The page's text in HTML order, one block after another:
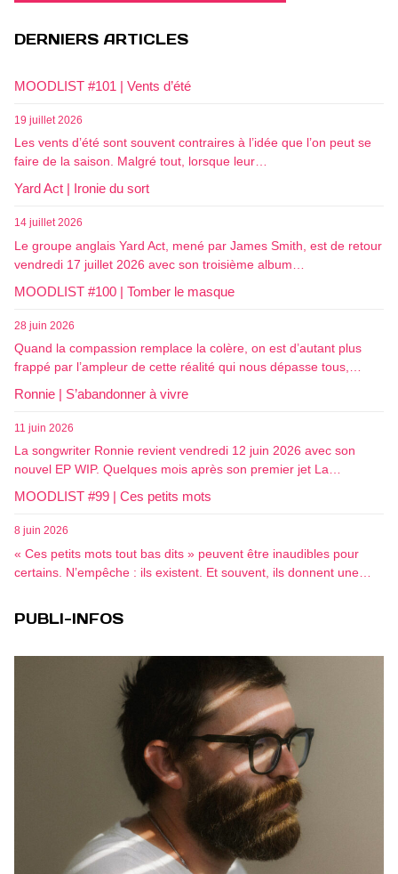
DERNIERS ARTICLES
MOODLIST #101 | Vents d’été
19 juillet 2026
Les vents d’été sont souvent contraires à l’idée que l’on peut se
faire de la saison. Malgré tout, lorsque leur…
Yard Act | Ironie du sort
14 juillet 2026
Le groupe anglais Yard Act, mené par James Smith, est de retour
vendredi 17 juillet 2026 avec son troisième album…
MOODLIST #100 | Tomber le masque
28 juin 2026
Quand la compassion remplace la colère, on est d’autant plus
frappé par l’ampleur de cette réalité qui nous dépasse tous,…
Ronnie | S’abandonner à vivre
11 juin 2026
La songwriter Ronnie revient vendredi 12 juin 2026 avec son
nouvel EP WIP. Quelques mois après son premier jet La…
MOODLIST #99 | Ces petits mots
8 juin 2026
« Ces petits mots tout bas dits » peuvent être inaudibles pour
certains. N’empêche : ils existent. Et souvent, ils donnent une…
PUBLI-INFOS